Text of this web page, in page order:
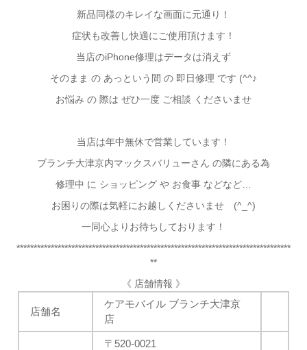
新品同様のキレイな画面に元通り！
症状も改善し快適にご使用頂けます！
当店のiPhone修理はデータは消えず
そのまま の あっという間 の 即日修理 です (^^♪
お悩み の 際は ぜひ一度 ご相談 くださいませ
当店は年中無休で営業しています！
ブランチ大津京内マックスバリューさん の隣にある為
修理中 に ショッピング や お食事 などなど…
お困りの際は気軽にお越しくださいませ (^_^)
一同心よりお待ちしております！
********************************************************************************
**
《 店舗情報 》
店舗名
ケアモバイル ブランチ大津京
店
〒520-0021